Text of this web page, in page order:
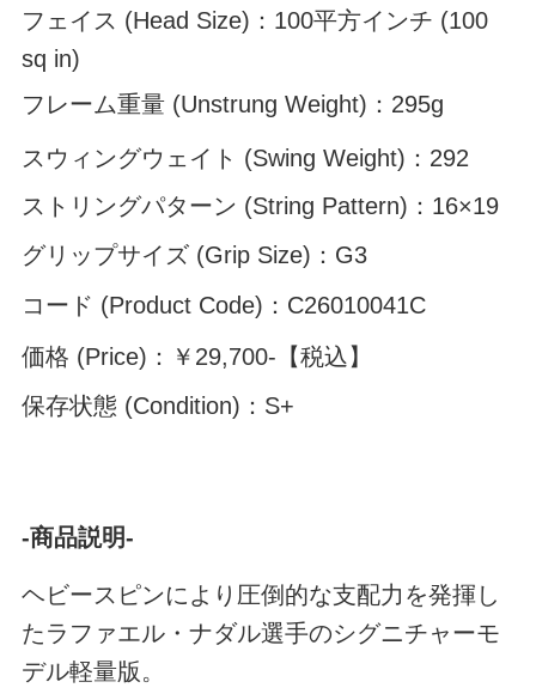
フェイス (Head Size)：100平方インチ (100
sq in)
フレーム重量 (Unstrung Weight)：295g
スウィングウェイト (Swing Weight)：292
ストリングパターン (String Pattern)：16×19
グリップサイズ (Grip Size)：G3
コード (Product Code)：C26010041C
価格 (Price)：￥29,700-【税込】
保存状態 (Condition)：S+
-商品説明-
ヘビースピンにより圧倒的な支配力を発揮し
たラファエル・ナダル選手のシグニチャーモ
デル軽量版。